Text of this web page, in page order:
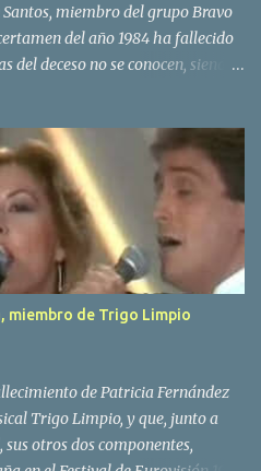
miembro del grupo Bravo
del año 1984 ha fallecido
del deceso no se conocen, siendo
en Tolosa en 1951, durante su
de empresariales conoció al
comenzando a actuar
al piano, sin atreverse a dar el
embargo esto cambió gracias a la
abandono de Trigo Limpio,
Hispavox el encargo de crear
de amigos y a la ex modelo
en el año 1982 el grupo
miembro de Trigo Limpio
de Patricia Fernández
Trigo Limpio, y que, junto a
otros dos componentes,